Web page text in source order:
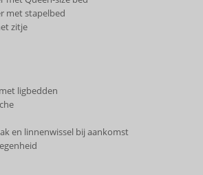
met stapelbed
zitje
ligbedden
en linnenwissel bij aankomst